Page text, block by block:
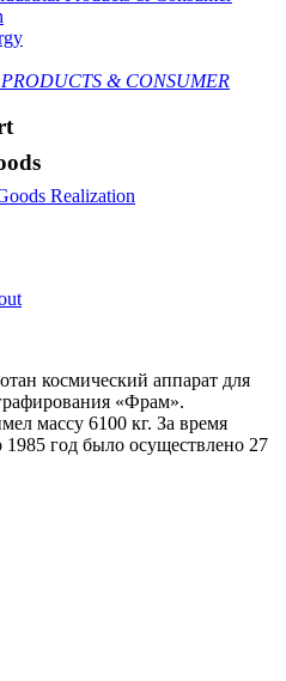
& CONSUMER
Realization
космический аппарат для
«Фрам».
массу 6100 кг. За время
1985 год было осуществлено 27